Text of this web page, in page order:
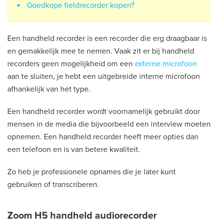
Goedkope fieldrecorder kopen?
Een handheld recorder is een recorder die erg draagbaar is
en gemakkelijk mee te nemen. Vaak zit er bij handheld
recorders geen mogelijkheid om een externe microfoon
aan te sluiten, je hebt een uitgebreide interne microfoon
afhankelijk van het type.
Een handheld recorder wordt voornamelijk gebruikt door
mensen in de media die bijvoorbeeld een interview moeten
opnemen. Een handheld recorder heeft meer opties dan
een telefoon en is van betere kwaliteit.
Zo heb je professionele opnames die je later kunt
gebruiken of transcriberen.
Zoom H5 handheld audiorecorder